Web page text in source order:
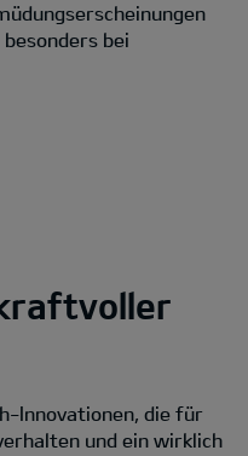
bei
Innovationen, die für
und ein wirklich